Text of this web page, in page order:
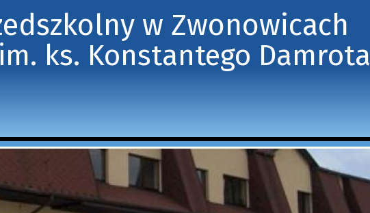
w Zwonowicach
ks. Konstantego Damrota